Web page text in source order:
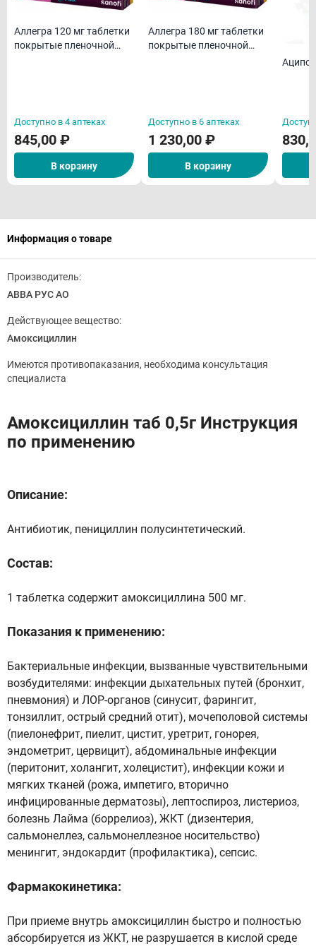
Аллегра 120 мг таблетки
покрытые пленочной
Доступно в 4 аптеках
845,00 ₽
В корзину
Аллегра 180 мг таблетки
покрытые пленочной
Доступно в 6 аптеках
1 230,00 ₽
В корзину
Информация о товаре
Производитель:
АВВА РУС АО
Действующее вещество:
Амоксициллин
Имеются противопаказания, необходима консультация
специалиста
Амоксициллин таб 0,5г Инструкция
по применению
Описание:
Антибиотик, пенициллин полусинтетический.
Состав:
1 таблетка содержит амоксициллина 500 мг.
Показания к применению:
Бактериальные инфекции, вызванные чувствительными
возбудителями: инфекции дыхательных путей (бронхит,
пневмония) и ЛОР-органов (синусит, фарингит,
тонзиллит, острый средний отит), мочеполовой системы
(пиелонефрит, пиелит, цистит, уретрит, гонорея,
эндометрит, цервицит), абдоминальные инфекции
(перитонит, холангит, холецистит), инфекции кожи и
мягких тканей (рожа, импетиго, вторично
инфицированные дерматозы), лептоспироз, листериоз,
болезнь Лайма (боррелиоз), ЖКТ (дизентерия,
сальмонеллез, сальмонеллезное носительство)
менингит, эндокардит (профилактика), сепсис.
Фармакокинетика:
При приеме внутрь амоксициллин быстро и полностью
абсорбируется из ЖКТ, не разрушается в кислой среде